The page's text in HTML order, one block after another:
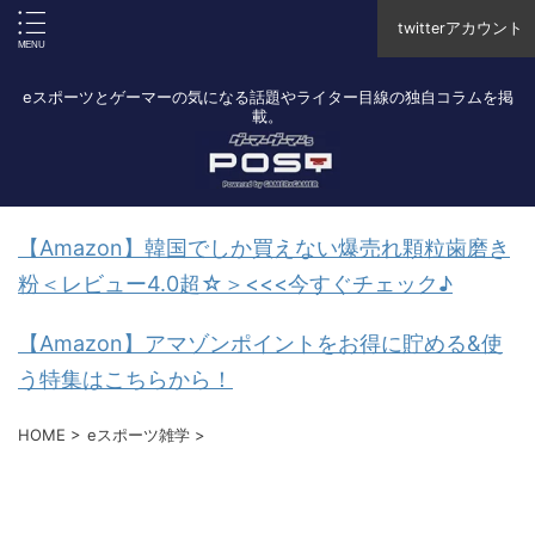
twitterアカウント
eスポーツとゲーマーの気になる話題やライター目線の独自コラムを掲
載。
【Amazon】韓国でしか買えない爆売れ顆粒歯磨き
粉＜レビュー4.0超☆＞<<<今すぐチェック♪
【Amazon】アマゾンポイントをお得に貯める&使
う特集はこちらから！
HOME > eスポーツ雑学 >